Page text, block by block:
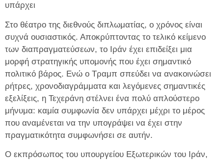
υπάρχει
Στο θέατρο της διεθνούς διπλωματίας, ο χρόνος είναι
συχνά ουσιαστικός. Αποκρύπτοντας το τελικό κείμενο
των διαπραγματεύσεων, το Ιράν έχει επιδείξει μια
μορφή στρατηγικής υπομονής που έχει σημαντικό
πολιτικό βάρος. Ενώ ο Τραμπ σπεύδει να ανακοινώσει
ρήτρες, χρονοδιαγράμματα και λεγόμενες σημαντικές
εξελίξεις, η Τεχεράνη στέλνει ένα πολύ απλούστερο
μήνυμα: καμία συμφωνία δεν υπάρχει μέχρι το μέρος
που αναμένεται να την υπογράψει να έχει στην
πραγματικότητα συμφωνήσει σε αυτήν.
Ο εκπρόσωπος του υπουργείου Εξωτερικών του Ιράν,